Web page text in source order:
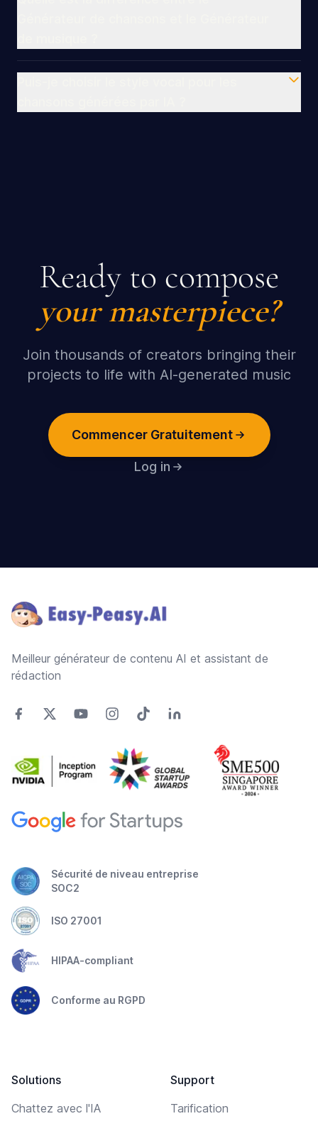
Ready to compose
your masterpiece?
Join thousands of creators bringing their
projects to life with AI-generated music
Commencer Gratuitement
Log in
Meilleur générateur de contenu AI et assistant de
rédaction
Sécurité de niveau entreprise
SOC2
ISO 27001
HIPAA-compliant
Conforme au RGPD
Solutions
Chattez avec l'IA
Support
Tarification